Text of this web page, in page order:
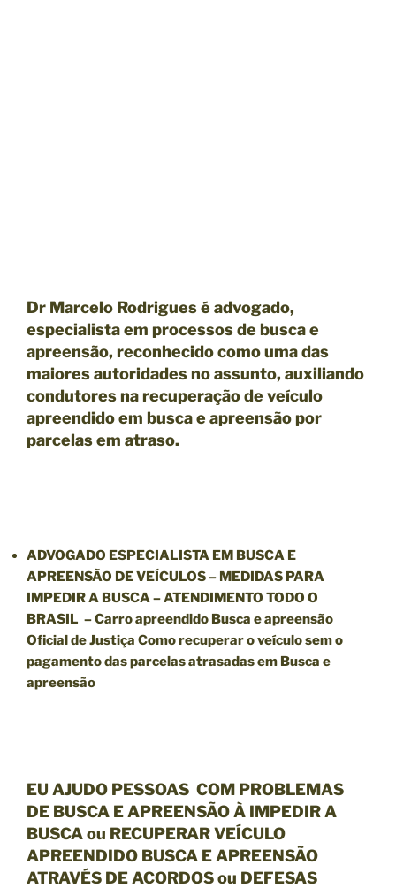
Dr Marcelo Rodrigues é advogado,
especialista em processos de busca e
apreensão, reconhecido como uma das
maiores autoridades no assunto, auxiliando
condutores na recuperação de veículo
apreendido em busca e apreensão por
parcelas em atraso.
ADVOGADO ESPECIALISTA EM BUSCA E
APREENSÃO DE VEÍCULOS– MEDIDAS PARA
IMPEDIR A BUSCA – ATENDIMENTO TODO O
BRASIL – Carro apreendido Busca e apreensão
Oficial de Justiça Como recuperar o veículo sem o
pagamento das parcelas atrasadas em Busca e
apreensão
EU AJUDO PESSOAS COM PROBLEMAS
DE BUSCA E APREENSÃO À IMPEDIR A
BUSCA ou RECUPERAR VEÍCULO
APREENDIDO BUSCA E APREENSÃO
ATRAVÉS DE ACORDOS ou DEFESAS